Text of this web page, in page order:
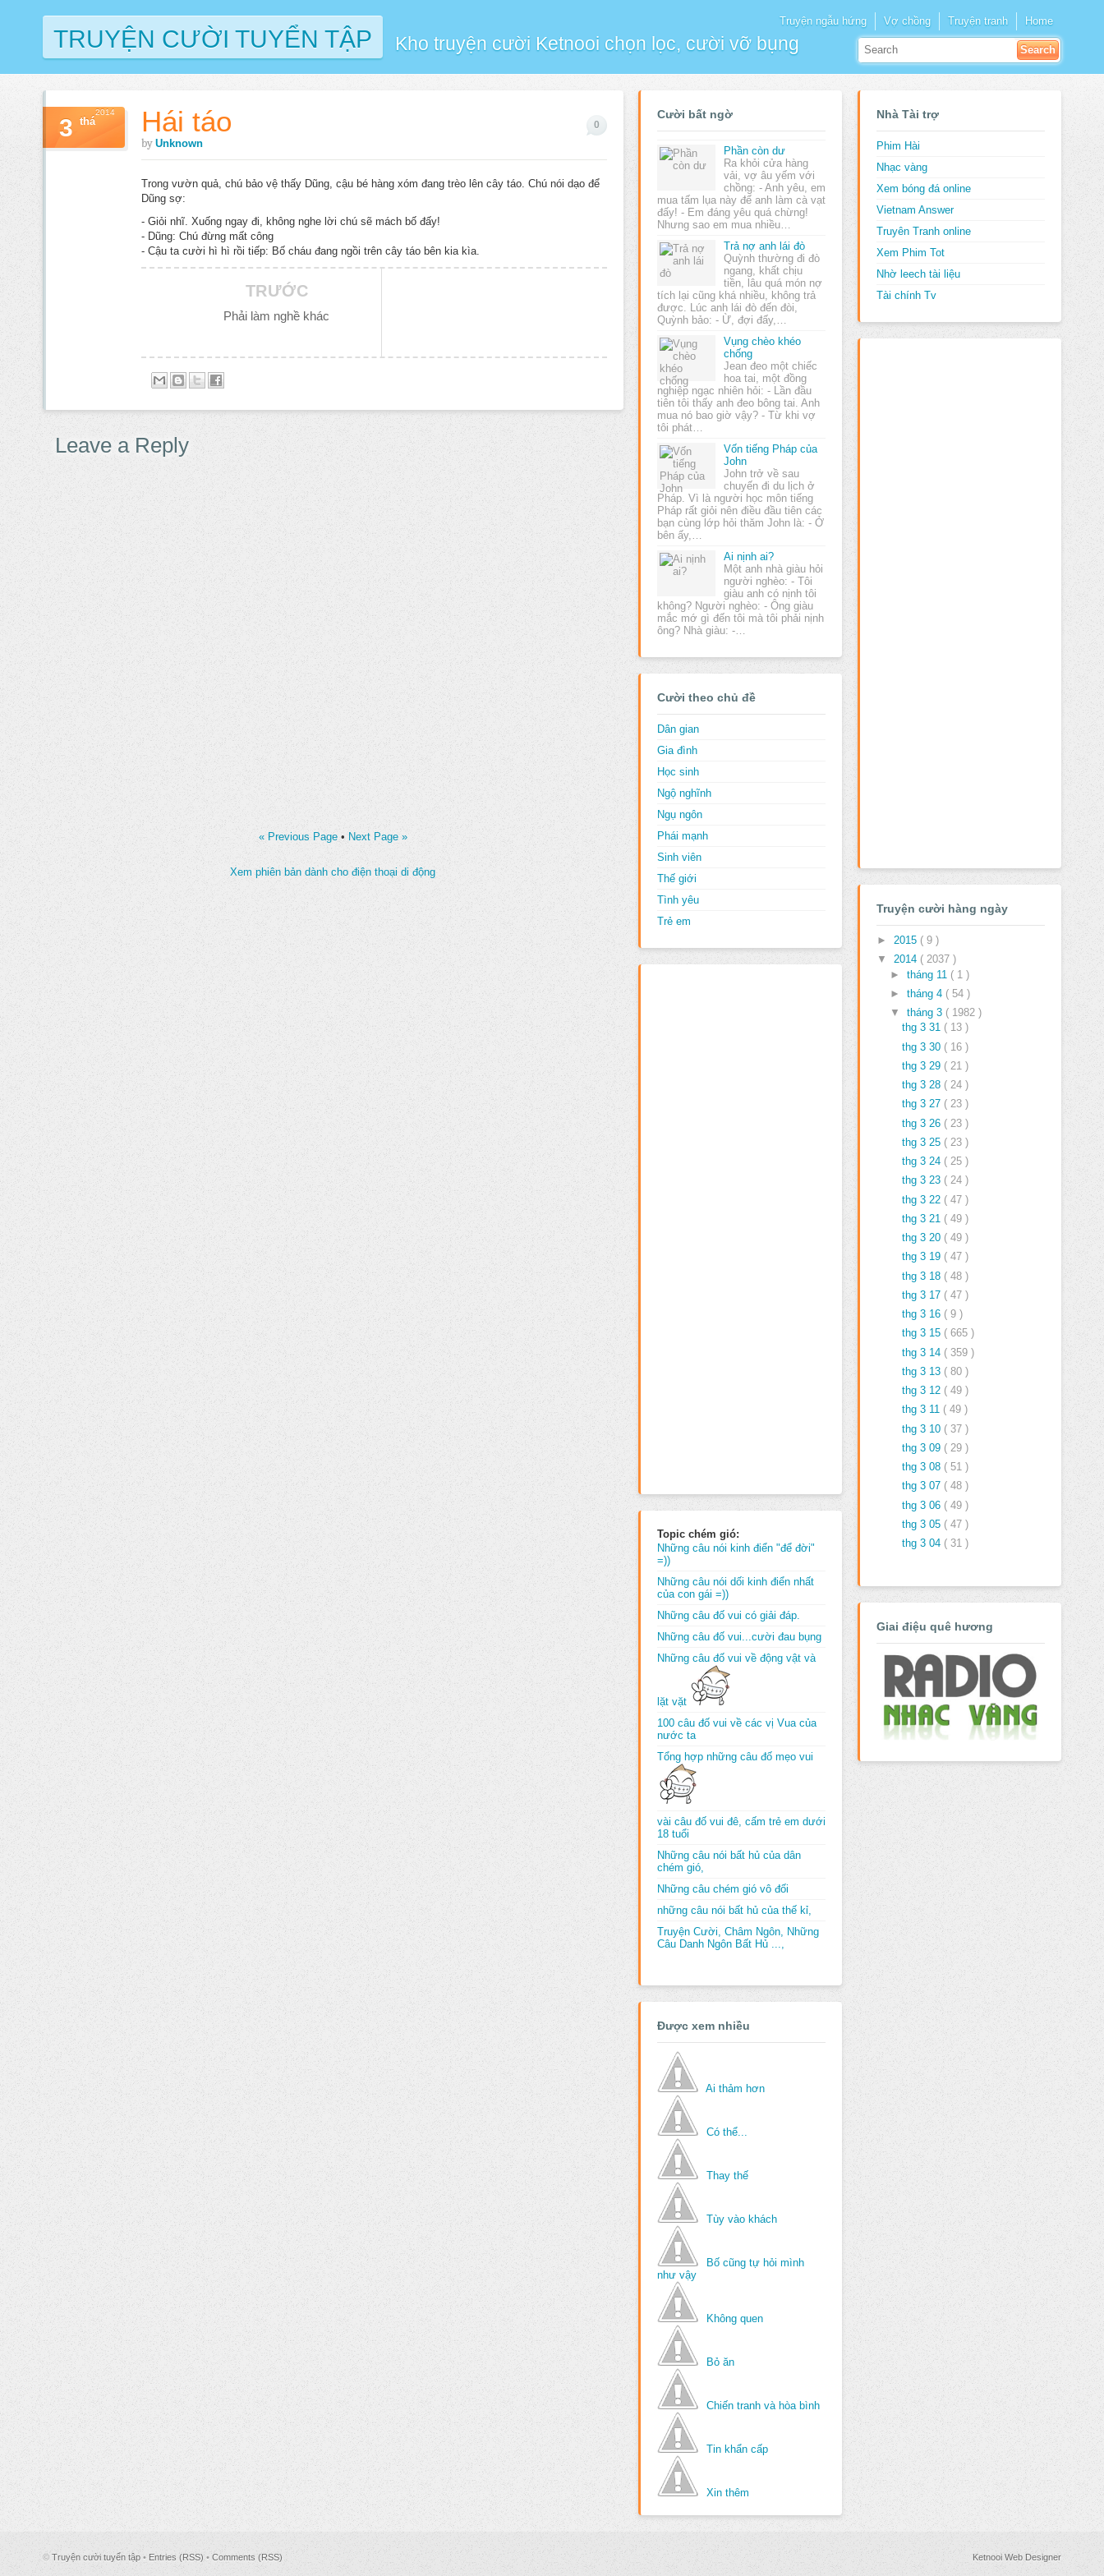
TRUYỆN CƯỜI TUYỂN TẬP Kho truyện cười Ketnooi chọn lọc, cười vỡ bụng
Truyện ngẫu hứng Vợ chồng Truyện tranh Home
Hái táo
by Unknown
3 thá
2014
0
Trong vườn quả, chú bảo vệ thấy Dũng, cậu bé hàng xóm đang trèo lên cây táo. Chú nói dạo để
Dũng sợ:
- Giỏi nhĩ. Xuống ngay đi, không nghe lời chú sẽ mách bố đấy!
- Dũng: Chú đừng mất công
- Cậu ta cười hì hì rồi tiếp: Bố cháu đang ngồi trên cây táo bên kia kìa.
TRƯỚC
Phải làm nghề khác
Leave a Reply
« Previous Page • Next Page »
Xem phiên bản dành cho điện thoại di động
Cười bất ngờ
Phần còn dư
Ra khỏi cửa hàng
vải, vợ âu yếm với
chồng: - Anh yêu, em
mua tấm lụa này để anh làm cà vạt
đấy! - Em đáng yêu quá chừng!
Nhưng sao em mua nhiều…
Trả nợ anh lái đò
Quỳnh thường đi đò
ngang, khất chịu
tiền, lâu quá món nợ
tích lại cũng khá nhiều, không trả
được. Lúc anh lái đò đến đòi,
Quỳnh bảo: - Ừ, đợi đấy,…
Vụng chèo khéo
chống
Jean đeo một chiếc
hoa tai, một đồng
nghiệp ngạc nhiên hỏi: - Lần đầu
tiên tôi thấy anh đeo bông tai. Anh
mua nó bao giờ vậy? - Từ khi vợ
tôi phát…
Vốn tiếng Pháp của
John
John trở về sau
chuyến đi du lịch ở
Pháp. Vì là người học môn tiếng
Pháp rất giỏi nên điều đầu tiên các
bạn cùng lớp hỏi thăm John là: - Ở
bên ấy,…
Ai nịnh ai?
Một anh nhà giàu hỏi
người nghèo: - Tôi
giàu anh có nịnh tôi
không? Người nghèo: - Ông giàu
mắc mớ gì đến tôi mà tôi phải nịnh
ông? Nhà giàu: -…
Cười theo chủ đề
Dân gian
Gia đình
Học sinh
Ngộ nghĩnh
Ngụ ngôn
Phái mạnh
Sinh viên
Thế giới
Tình yêu
Trẻ em
Topic chém gió:
Những câu nói kinh điển "để đời"
=))
Những câu nói dối kinh điển nhất
của con gái =))
Những câu đố vui có giải đáp.
Những câu đố vui...cười đau bụng
Những câu đố vui về động vật và
lặt vặt
100 câu đố vui về các vị Vua của
nước ta
Tổng hợp những câu đố mẹo vui
vài câu đố vui đê, cấm trẻ em dưới
18 tuổi
Những câu nói bất hủ của dân
chém gió,
Những câu chém gió vô đối
những câu nói bất hủ của thế kỉ,
Truyện Cười, Châm Ngôn, Những
Câu Danh Ngôn Bất Hủ ...,
Được xem nhiều
Ai thảm hơn
Có thể...
Thay thế
Tùy vào khách
Bố cũng tự hỏi mình
như vậy
Không quen
Bỏ ăn
Chiến tranh và hòa bình
Tin khẩn cấp
Xin thêm
Nhà Tài trợ
Phim Hài
Nhạc vàng
Xem bóng đá online
Vietnam Answer
Truyên Tranh online
Xem Phim Tot
Nhờ leech tài liệu
Tài chính Tv
Truyện cười hàng ngày
► 2015 ( 9 )
▼ 2014 ( 2037 )
► tháng 11 ( 1 )
► tháng 4 ( 54 )
▼ tháng 3 ( 1982 )
thg 3 31 ( 13 )
thg 3 30 ( 16 )
thg 3 29 ( 21 )
thg 3 28 ( 24 )
thg 3 27 ( 23 )
thg 3 26 ( 23 )
thg 3 25 ( 23 )
thg 3 24 ( 25 )
thg 3 23 ( 24 )
thg 3 22 ( 47 )
thg 3 21 ( 49 )
thg 3 20 ( 49 )
thg 3 19 ( 47 )
thg 3 18 ( 48 )
thg 3 17 ( 47 )
thg 3 16 ( 9 )
thg 3 15 ( 665 )
thg 3 14 ( 359 )
thg 3 13 ( 80 )
thg 3 12 ( 49 )
thg 3 11 ( 49 )
thg 3 10 ( 37 )
thg 3 09 ( 29 )
thg 3 08 ( 51 )
thg 3 07 ( 48 )
thg 3 06 ( 49 )
thg 3 05 ( 47 )
thg 3 04 ( 31 )
Giai điệu quê hương
© Truyện cười tuyển tập • Entries (RSS) • Comments (RSS) Ketnooi Web Designer